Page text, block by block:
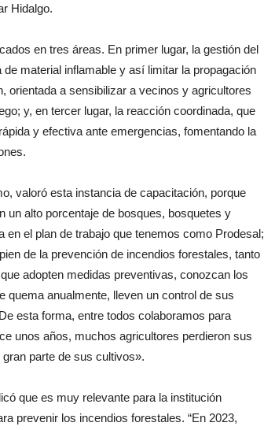
Hidalgo.
en tres áreas. En primer lugar, la gestión del
material inflamable y así limitar la propagación
orientada a sensibilizar a vecinos y agricultores
y, en tercer lugar, la reacción coordinada, que
y efectiva ante emergencias, fomentando la
valoró esta instancia de capacitación, porque
un alto porcentaje de bosques, bosquetes y
el plan de trabajo que tenemos como Prodesal;
de la prevención de incendios forestales, tanto
adopten medidas preventivas, conozcan los
quema anualmente, lleven un control de sus
esta forma, entre todos colaboramos para
unos años, muchos agricultores perdieron sus
parte de sus cultivos».
que es muy relevante para la institución
prevenir los incendios forestales. “En 2023,